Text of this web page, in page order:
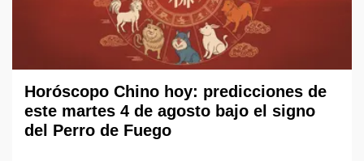
Horóscopo Chino hoy: predicciones de
este martes 4 de agosto bajo el signo
del Perro de Fuego